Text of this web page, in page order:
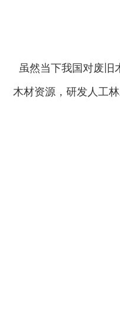
虽然当下我国对废旧
木材资源，研发人工